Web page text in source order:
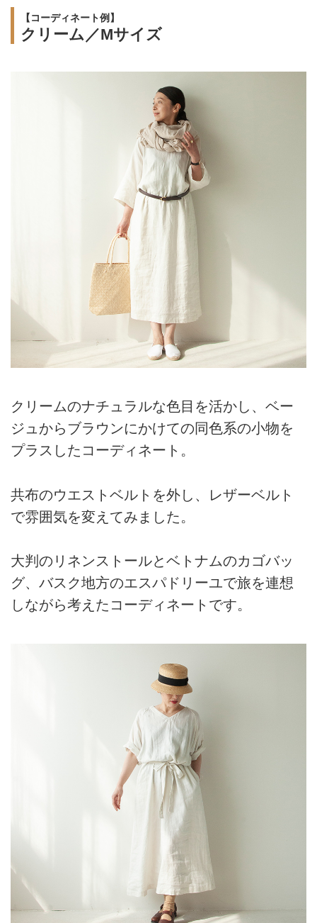
【コーディネート例】
クリーム／Mサイズ
クリームのナチュラルな色目を活かし、ベー
ジュからブラウンにかけての同色系の小物を
プラスしたコーディネート。
共布のウエストベルトを外し、レザーベルト
で雰囲気を変えてみました。
大判のリネンストールとベトナムのカゴバッ
グ、バスク地方のエスパドリーユで旅を連想
しながら考えたコーディネートです。